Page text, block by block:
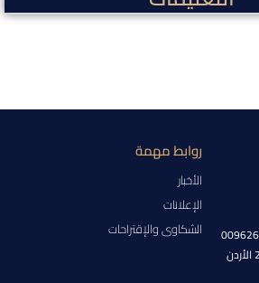
روابط مهمة
الأخبار
الإعلانات
الشكاوى والإقتراحات